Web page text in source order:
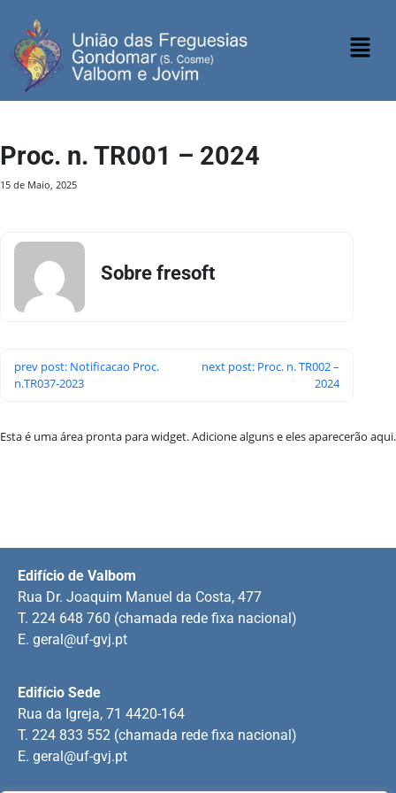
Proc. n. TR001 – 2024
15 de Maio, 2025
Sobre fresoft
prev post: Notificacao Proc.
n.TR037-2023
next post: Proc. n. TR002 –
2024
Esta é uma área pronta para widget. Adicione alguns e eles aparecerão aqui.
Edifício Sede
Rua da Igreja, 71 4420-164
T. 224 833 552 (chamada rede fixa nacional)
E. geral@uf-gvj.pt
Edifício de Valbom
Rua Dr. Joaquim Manuel da Costa, 477
T. 224 648 760 (chamada rede fixa nacional)
E. geral@uf-gvj.pt